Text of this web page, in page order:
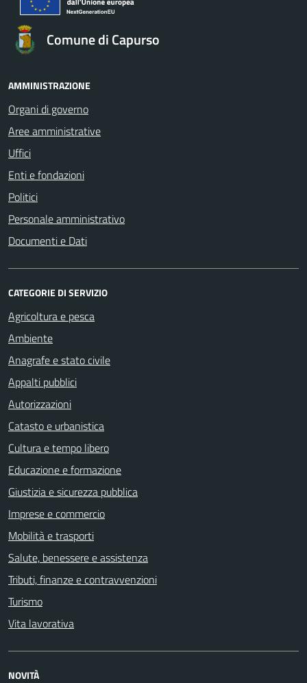
Comune di Capurso
AMMINISTRAZIONE
Organi di governo
Aree amministrative
Uffici
Enti e fondazioni
Politici
Personale amministrativo
Documenti e Dati
CATEGORIE DI SERVIZIO
Agricoltura e pesca
Ambiente
Anagrafe e stato civile
Appalti pubblici
Autorizzazioni
Catasto e urbanistica
Cultura e tempo libero
Educazione e formazione
Giustizia e sicurezza pubblica
Imprese e commercio
Mobilità e trasporti
Salute, benessere e assistenza
Tributi, finanze e contravvenzioni
Turismo
Vita lavorativa
NOVITÀ